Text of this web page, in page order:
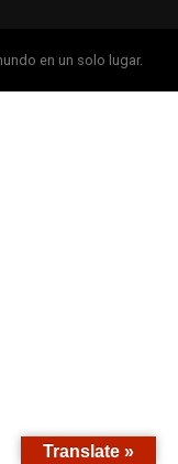
en un solo lugar.
Translate »